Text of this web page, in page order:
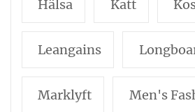
Hälsa Katt
Leangains
Marklyft Men's